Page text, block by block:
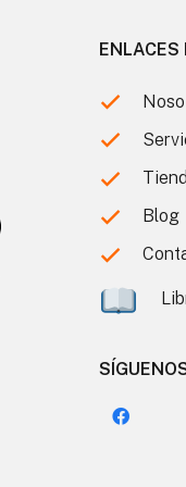
ENLACES
Blog